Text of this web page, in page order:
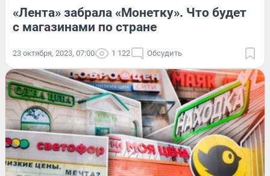
«Лента» забрала «Монетку». Что будет
с магазинами по стране
23 октября, 2023, 07:00 1 122 Обсудить